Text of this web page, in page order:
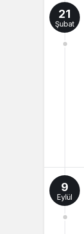
21
Şubat
9
Eylül